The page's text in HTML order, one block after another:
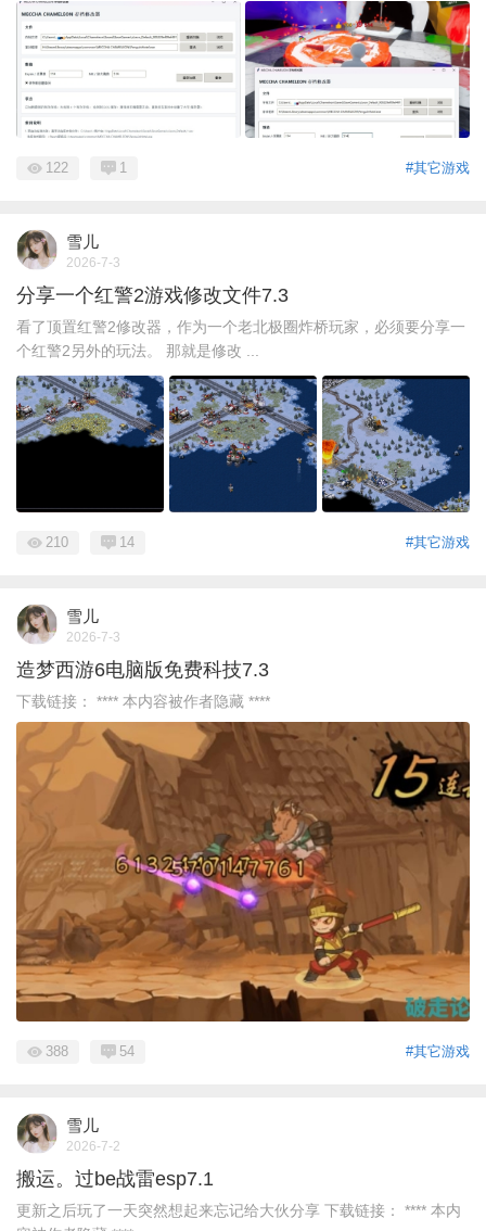
#其它游戏
122 1
雪儿
2026-7-3
分享一个红警2游戏修改文件7.3
看了顶置红警2修改器，作为一个老北极圈炸桥玩家，必须要分享一
个红警2另外的玩法。 那就是修改 ...
#其它游戏
210 14
雪儿
2026-7-3
造梦西游6电脑版免费科技7.3
下载链接： **** 本内容被作者隐藏 ****
#其它游戏
388 54
雪儿
2026-7-2
搬运。过be战雷esp7.1
更新之后玩了一天突然想起来忘记给大伙分享 下载链接： **** 本内